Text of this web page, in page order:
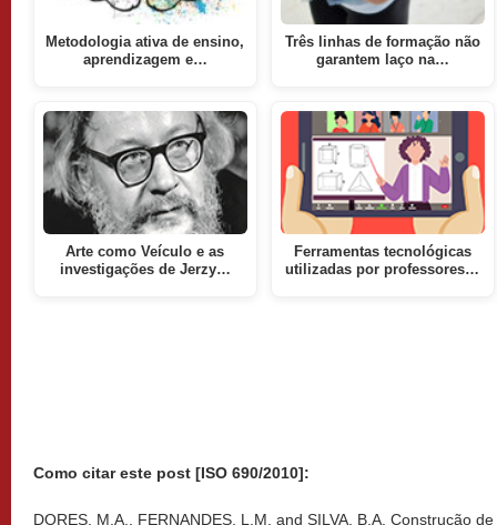
Metodologia ativa de ensino,
aprendizagem e…
Arte como Veículo e as
investigações de Jerzy…
Três linhas de formação não
garantem laço na…
Ferramentas tecnológicas
utilizadas por professores…
Como citar este post [ISO 690/2010]:
DORES, M.A., FERNANDES, L.M. and SILVA, B.A. Construção